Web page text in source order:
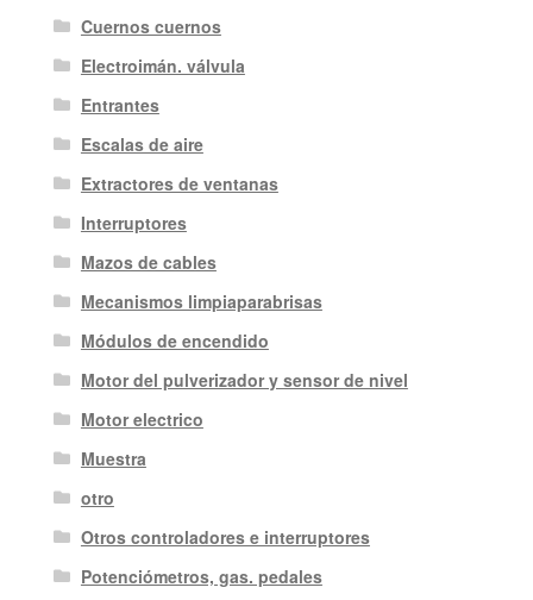
Cuernos cuernos
Electroimán. válvula
Entrantes
Escalas de aire
Extractores de ventanas
Interruptores
Mazos de cables
Mecanismos limpiaparabrisas
Módulos de encendido
Motor del pulverizador y sensor de nivel
Motor electrico
Muestra
otro
Otros controladores e interruptores
Potenciómetros, gas. pedales